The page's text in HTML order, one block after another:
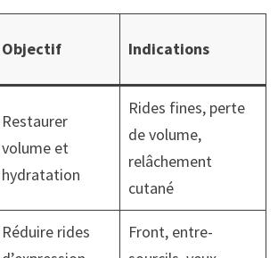
Objectif Indications
Restaurer
volume et
hydratation
Rides fines, perte
de volume,
relâchement
cutané
Réduire rides
Front, entre-